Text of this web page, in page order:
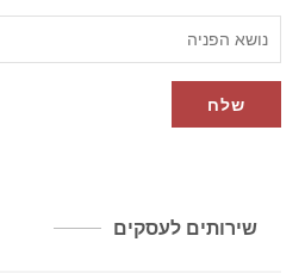
שירותים לעסקים